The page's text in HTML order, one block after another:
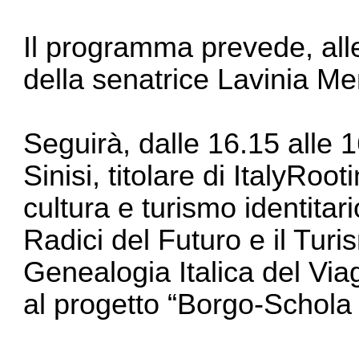
Il programma prevede,
della senatrice Lavinia
Seguirà, dalle 16.15 alle
Sinisi, titolare di
cultura e turismo
Radici del Futuro e il
Genealogia Italica del
al progetto “Borgo-Schola